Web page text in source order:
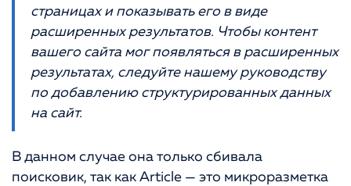
страницах и показывать его в виде
расширенных результатов. Чтобы контент
вашего сайта мог появляться в расширенных
результатах, следуйте нашему руководству
по добавлению структурированных данных
на сайт.
В данном случае она только сбивала
поисковик, так как Article — это микроразметка